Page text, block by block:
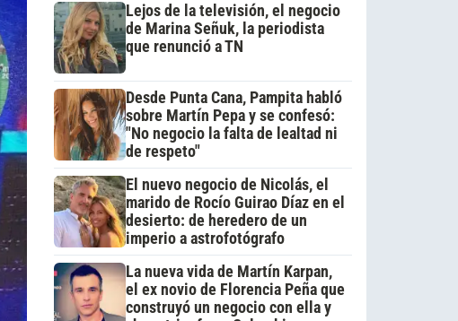
Lejos de la televisión, el negocio
de Marina Señuk, la periodista
que renunció a TN
Desde Punta Cana, Pampita habló
sobre Martín Pepa y se confesó:
"No negocio la falta de lealtad ni
de respeto"
El nuevo negocio de Nicolás, el
marido de Rocío Guirao Díaz en el
desierto: de heredero de un
imperio a astrofotógrafo
La nueva vida de Martín Karpan,
el ex novio de Florencia Peña que
construyó un negocio con ella y